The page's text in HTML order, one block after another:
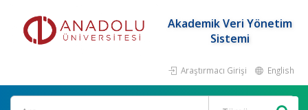
Akademik Veri Yönetim
Sistemi
Araştırmacı Girişi English
Ara